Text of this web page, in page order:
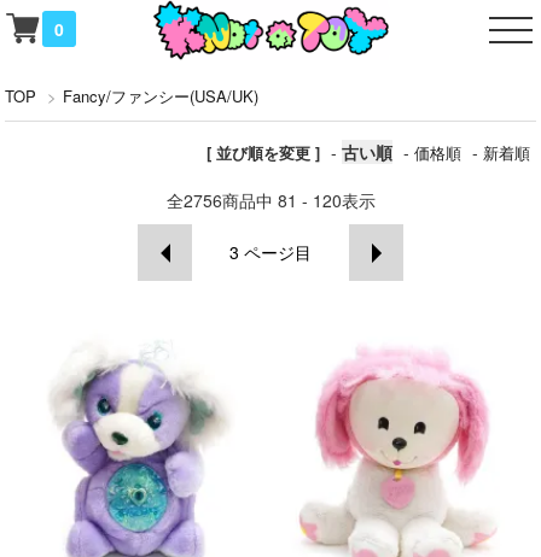
0
TOP > Fancy/ファンシー(USA/UK)
[ 並び順を変更 ] - 古い順 - 価格順 - 新着順
全2756商品中 81 - 120表示
3 ページ目